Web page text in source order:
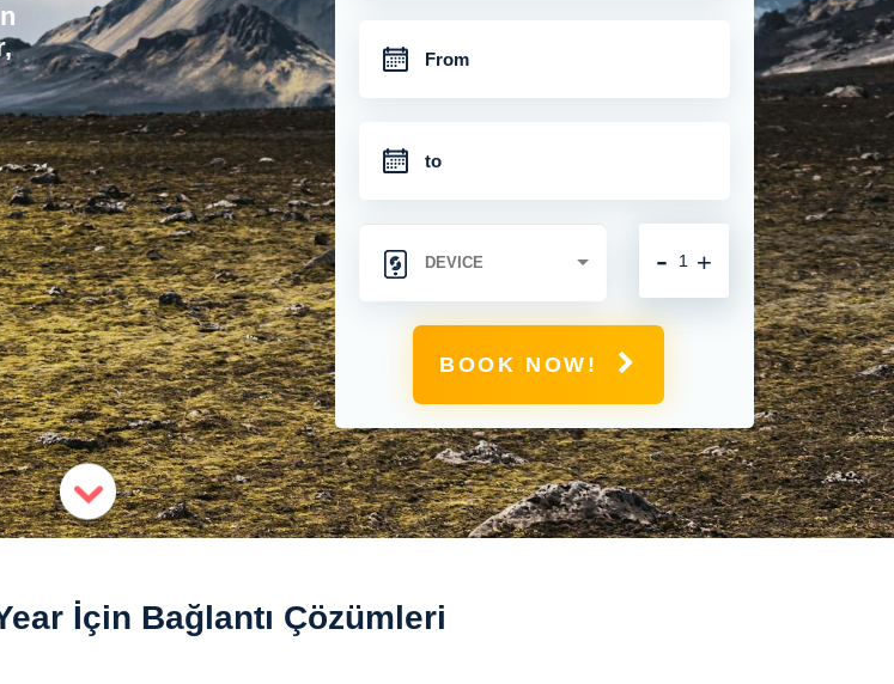
+
-
BOOK NOW!
İçin Bağlantı Çözümleri